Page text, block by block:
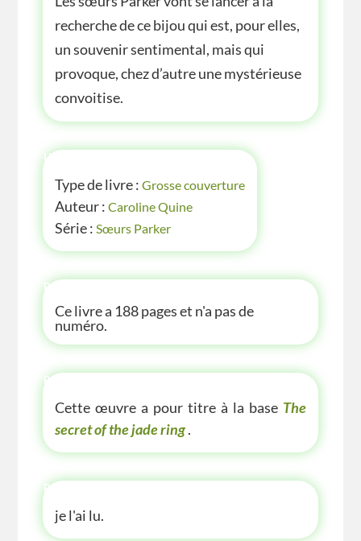
recherche de ce bijou qui est, pour elles,
un souvenir sentimental, mais qui
provoque, chez d’autre une mystérieuse
convoitise.
INFOS
Type de livre : Grosse couverture
Auteur : Caroline Quine
Série : Sœurs Parker
P'TITE INFOS
Ce livre a 188 pages et n'a pas de
numéro.
P'TITE(S) INFOS SUR LE LIVRE
Cette œuvre a pour titre à la base The
secret of the jade ring.
P'TITE ANECDOTE
je l'ai lu.